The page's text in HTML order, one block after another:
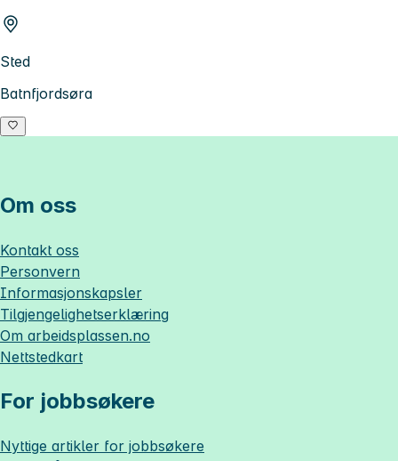
Sted
Batnfjordsøra
Om oss
Kontakt oss
Personvern
Informasjonskapsler
Tilgjengelighetserklæring
Om arbeidsplassen.no
Nettstedkart
For jobbsøkere
Nyttige artikler for jobbsøkere